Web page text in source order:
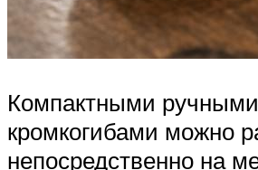
Компактными ручными
кромкогибами можно
непосредственно на